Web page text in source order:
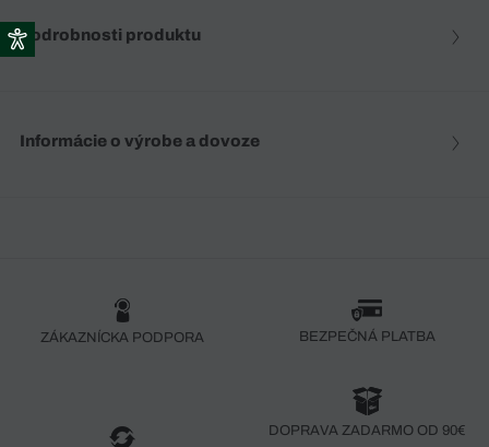
Podrobnosti produktu
Informácie o výrobe a dovoze
ZÁKAZNÍCKA PODPORA BEZPEČNÁ PLATBA
DOPRAVA ZADARMO OD 90€